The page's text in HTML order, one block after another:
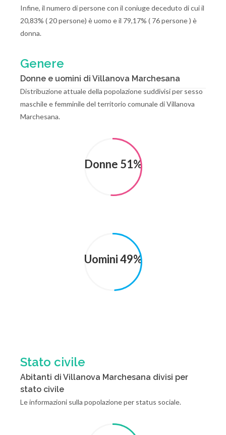
Infine, il numero di persone con il coniuge deceduto di cui il
20,83% ( 20 persone) è uomo e il 79,17% ( 76 persone ) è
donna.
Genere
Donne e uomini di Villanova Marchesana
Distribuzione attuale della popolazione suddivisi per sesso
maschile e femminile del territorio comunale di Villanova
Marchesana.
Donne 51%
Uomini 49%
Stato civile
Abitanti di Villanova Marchesana divisi per
stato civile
Le informazioni sulla popolazione per status sociale.